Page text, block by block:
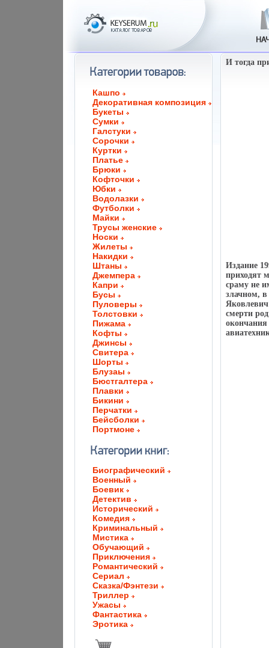
Кашпо
Декоративная композиция
Букеты
Сумки
Галстуки
Сорочки
Куртки
Платье
Брюки
Кофточки
Юбки
Водолазки
Футболки
Майки
Трусы женские
Носки
Жилеты
Накидки
Штаны
Джемпера
Капри
Бусы
Пуловеры
Толстовки
Пижама
Кофты
Джинсы
Свитера
Шорты
Блузаы
Бюстгалтера
Плавки
Бикини
Перчатки
Бейсболки
Портмоне
Биографический
Военный
Боевик
Детектив
Исторический
Комедия
Криминальный
Мистика
Обучающий
Приключения
Романтический
Сериал
Сказка/Фэнтези
Триллер
Ужасы
Фантастика
Эротика
И тогда
Издание
приходят
сраму не
злачном,
Яковлевич
смерти
окончания